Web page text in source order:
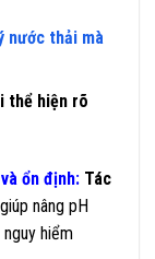
nước thải mà
thể hiện rõ
ổn định:Tác
nâng pH
hiểm